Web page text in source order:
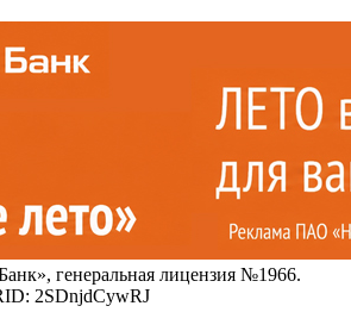
генеральная лицензия №1966.
2SDnjdCywRJ